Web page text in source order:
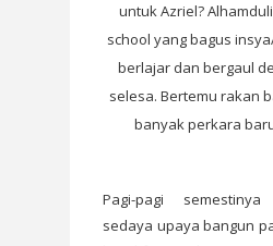
untuk Azriel?
school yang bagus
berlajar dan bergaul
selesa. Bertemu rakan
banyak perkara
Pagi-pagi
sedaya upaya bangun